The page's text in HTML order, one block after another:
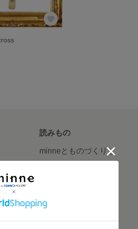
読みもの
minneとものづくりと
minneの本